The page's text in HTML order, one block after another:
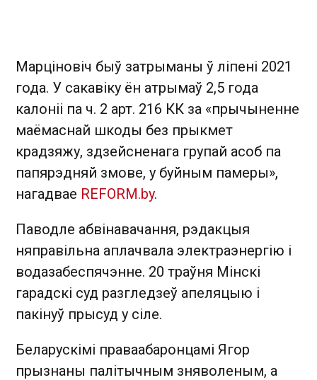
Марціновіч быў затрыманы ў ліпені 2021
года. У сакавіку ён атрымаў 2,5 года
калоніі па ч. 2 арт. 216 КК за «прычыненне
маёмаснай шкоды без прыкмет
крадзяжу, здзейсненага групай асоб па
папярэдняй змове, у буйным памеры»,
нагадвае REFORM.by.
Паводле абвінавачання, рэдакцыя
няправільна аплачвала электраэнергію і
водазабеспячэнне. 20 траўня Мінскі
гарадскі суд разгледзеў апеляцыю і
пакінуў прысуд у сіле.
Беларускімі праваабаронцамі Ягор
прызнаны палітычным зняволеным, а